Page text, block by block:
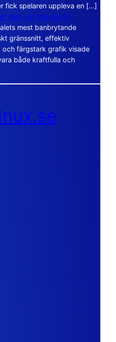
fick spelaren uppleva en […]
som var före sin tid
mest banbrytande
gränssnitt, effektiv
och färgstark grafik visade
både kraftfulla och